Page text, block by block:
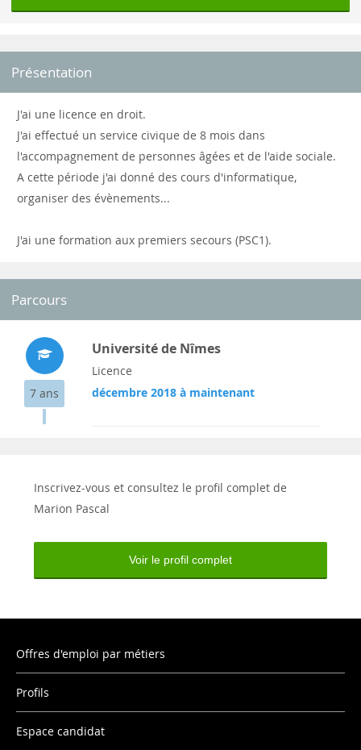
Présentation
J'ai une licence en droit.
J'ai effectué un service civique de 8 mois dans
l'accompagnement de personnes âgées et de l'aide sociale.
A cette période j'ai donné des cours d'informatique,
organiser des évènements...
J'ai une formation aux premiers secours (PSC1).
Parcours
7 ans
Université de Nîmes
Licence
décembre 2018 à maintenant
Inscrivez-vous et consultez le profil complet de
Marion Pascal
Voir le profil complet
Offres d'emploi par métiers
Profils
Espace candidat